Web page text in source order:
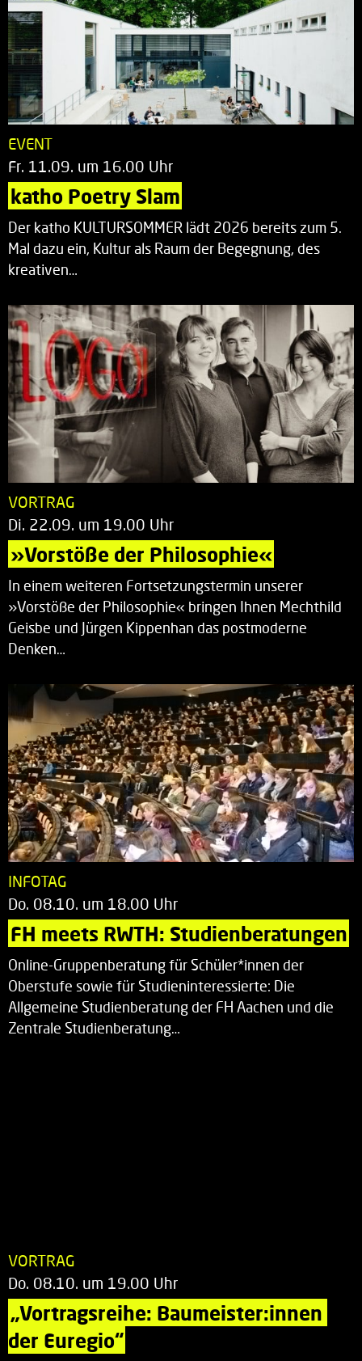
EVENT
Fr. 11.09. um 16.00 Uhr
katho Poetry Slam
Der katho KULTURSOMMER lädt 2026 bereits zum 5.
Mal dazu ein, Kultur als Raum der Begegnung, des
kreativen…
VORTRAG
Di. 22.09. um 19.00 Uhr
»Vorstöße der Philosophie«
In einem weiteren Fortsetzungstermin unserer
»Vorstöße der Philosophie« bringen Ihnen Mechthild
Geisbe und Jürgen Kippenhan das postmoderne
Denken…
INFOTAG
Do. 08.10. um 18.00 Uhr
FH meets RWTH: Studienberatungen
Online-Gruppenberatung für Schüler*innen der
Oberstufe sowie für Studieninteressierte: Die
Allgemeine Studienberatung der FH Aachen und die
Zentrale Studienberatung…
VORTRAG
Do. 08.10. um 19.00 Uhr
„Vortragsreihe: Baumeister:innen
der Euregio“